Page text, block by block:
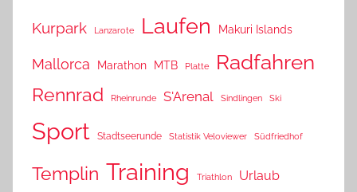
Kurpark Lanzarote Laufen Makuri Islands
Mallorca Marathon MTB Platte Radfahren
Rennrad Rheinrunde S'Arenal Sindlingen Ski
Sport Stadtseerunde Statistik Veloviewer Südfriedhof
Templin Training Triathlon Urlaub